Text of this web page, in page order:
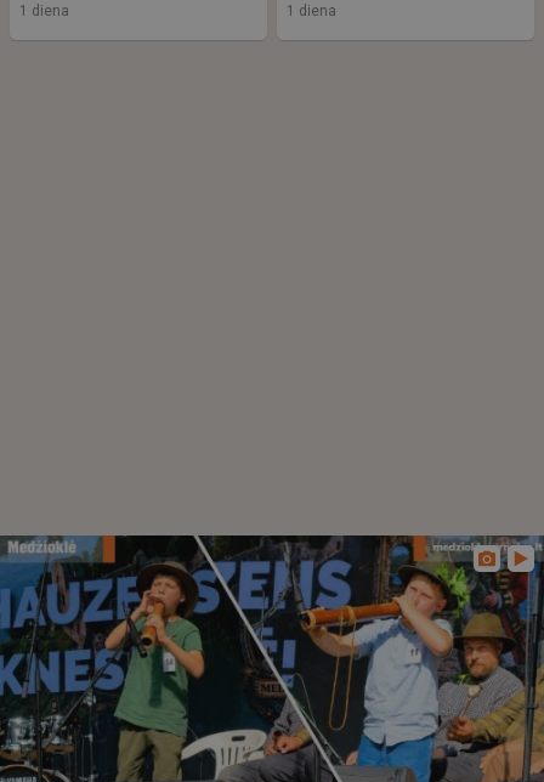
1 diena 1 diena